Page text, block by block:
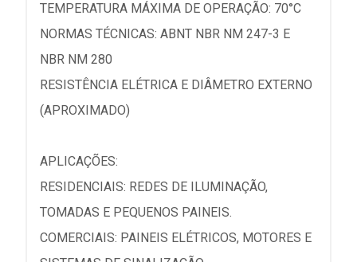
TEMPERATURA MÁXIMA DE OPERAÇÃO: 70°C
NORMAS TÉCNICAS: ABNT NBR NM 247-3 E
NBR NM 280
RESISTÊNCIA ELÉTRICA E DIÂMETRO EXTERNO
(APROXIMADO)
APLICAÇÕES:
RESIDENCIAIS: REDES DE ILUMINAÇÃO,
TOMADAS E PEQUENOS PAINEIS.
COMERCIAIS: PAINEIS ELÉTRICOS, MOTORES E